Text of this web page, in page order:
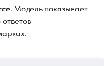
Модель показывает